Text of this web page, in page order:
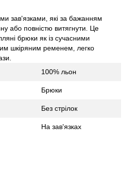
зав'язками, які за бажанням
або повністю витягнути. Це
брюки як із сучасними
шкіряним ременем, легко
100% льон
Брюки
Без стрілок
На зав'язках